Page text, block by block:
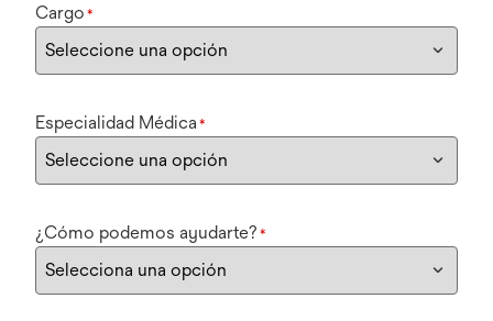
Cargo *
Especialidad Médica *
¿Cómo podemos ayudarte? *